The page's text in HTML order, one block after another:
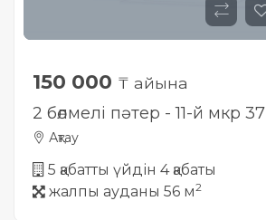
150 000 ₸ айына
2 бөлмелі пәтер - 11-й мкр 37
Ақтау
5 қабатты үйдін 4 қабаты
жалпы ауданы 56 м2